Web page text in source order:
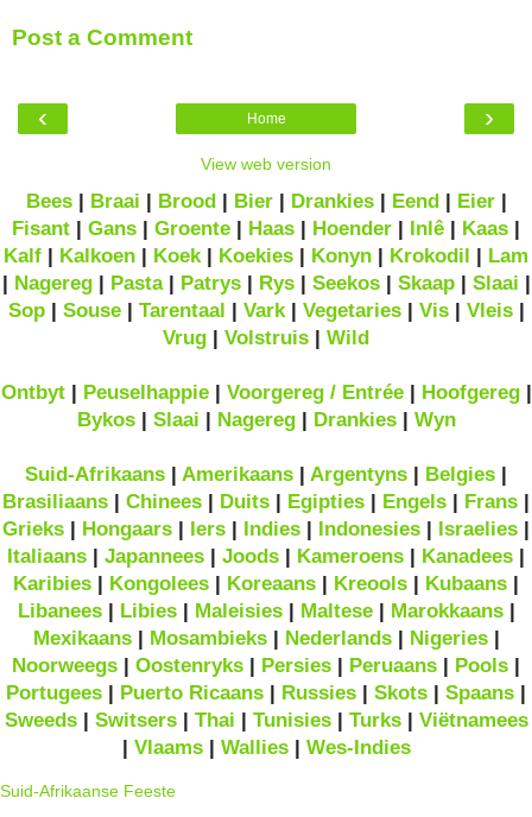
Post a Comment
‹ ›
Home
View web version
Bees| Braai Brood Bier| Drankies| Eend Eier|
Fisant
Gans Groente Haas Hoender Inlê Kaas
Kalf
Kalkoen Koek| Koekies Konyn Krokodil
Lam
Nagereg| Pasta| Patrys| Rys| Seekos| Skaap| Slaai
Sop| Souse| Tarentaal Vark| Vegetaries| Vis| Vleis|
Vrug
Volstruis Wild
Ontbyt| Peuselhappie| Voorgereg / Entrée| Hoofgereg|
Bykos| Slaai Nagereg| Drankies| Wyn
Suid-Afrikaans Amerikaans Argentyns Belgies
Brasiliaans
Chinees Duits Egipties Engels Frans
Grieks
Hongaars Iers Indies Indonesies Israelies
Italiaans
Japannees Joods Kameroens Kanadees
Karibies
Kongolees Koreaans Kreools Kubaans
Libanees| Libies| Maleisies| Maltese| Marokkaans|
Mexikaans| Mosambieks| Nederlands| Nigeries|
Noorweegs
Oostenryks Persies Peruaans Pools
Portugees
Puerto Ricaans Russies Skots Spaans
Sweeds| Switsers| Thai Tunisies| Turks| Viëtnamees
Vlaams| Wallies| Wes-Indies
Suid-Afrikaanse Feeste